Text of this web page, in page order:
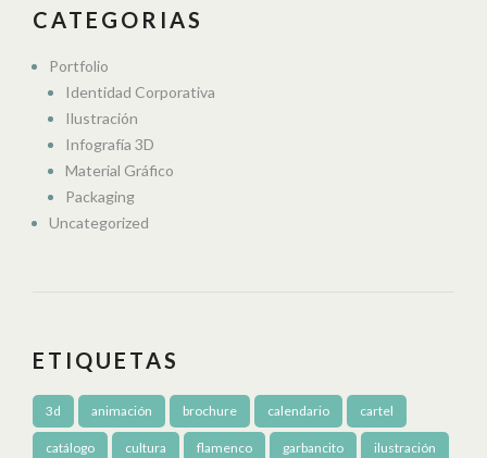
CATEGORIAS
Portfolio
Identidad Corporativa
Ilustración
Infografía 3D
Material Gráfico
Packaging
Uncategorized
ETIQUETAS
3d animación brochure calendario cartel
catálogo cultura flamenco garbancito ilustración